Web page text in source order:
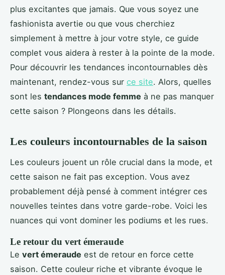
plus excitantes que jamais. Que vous soyez une
fashionista avertie ou que vous cherchiez
simplement à mettre à jour votre style, ce guide
complet vous aidera à rester à la pointe de la mode.
Pour découvrir les tendances incontournables dès
maintenant, rendez-vous sur ce site. Alors, quelles
sont les tendances mode femme à ne pas manquer
cette saison ? Plongeons dans les détails.
Les couleurs incontournables de la saison
Les couleurs jouent un rôle crucial dans la mode, et
cette saison ne fait pas exception. Vous avez
probablement déjà pensé à comment intégrer ces
nouvelles teintes dans votre garde-robe. Voici les
nuances qui vont dominer les podiums et les rues.
Le retour du vert émeraude
Le vert émeraude est de retour en force cette
saison. Cette couleur riche et vibrante évoque le